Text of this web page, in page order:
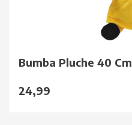
Bumba Pluche 40 Cm
24,99